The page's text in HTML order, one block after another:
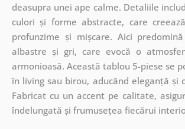
deasupra unei ape calme. Detaliile
culori și forme abstracte, care
profunzime și mișcare. Aici
albastre și gri, care evocă o
armonioasă. Această tablou 5-piese se
în living sau birou, aducând eleganță și
Fabricat cu un accent pe calitate,
îndelungată și frumusețea fiecărui